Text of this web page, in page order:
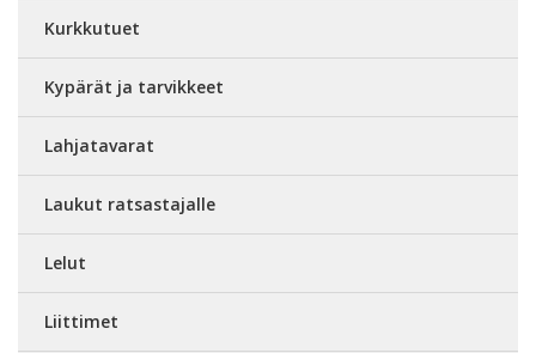
Kurkkutuet
Kypärät ja tarvikkeet
Lahjatavarat
Laukut ratsastajalle
Lelut
Liittimet